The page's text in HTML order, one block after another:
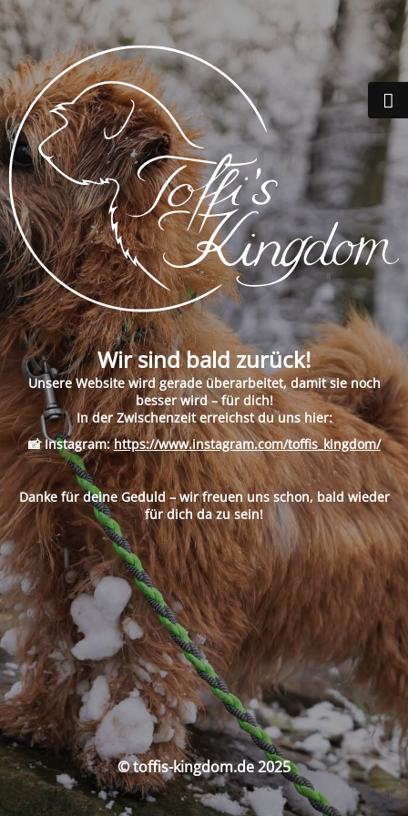
Wir sind bald zurück!
Unsere Website wird gerade überarbeitet, damit sie noch
besser wird – für dich!
In der Zwischenzeit erreichst du uns hier:
📸Instagram: https://www.instagram.com/toffis_kingdom/
Danke für deine Geduld – wir freuen uns schon, bald wieder
für dich da zu sein!
© toffis-kingdom.de 2025